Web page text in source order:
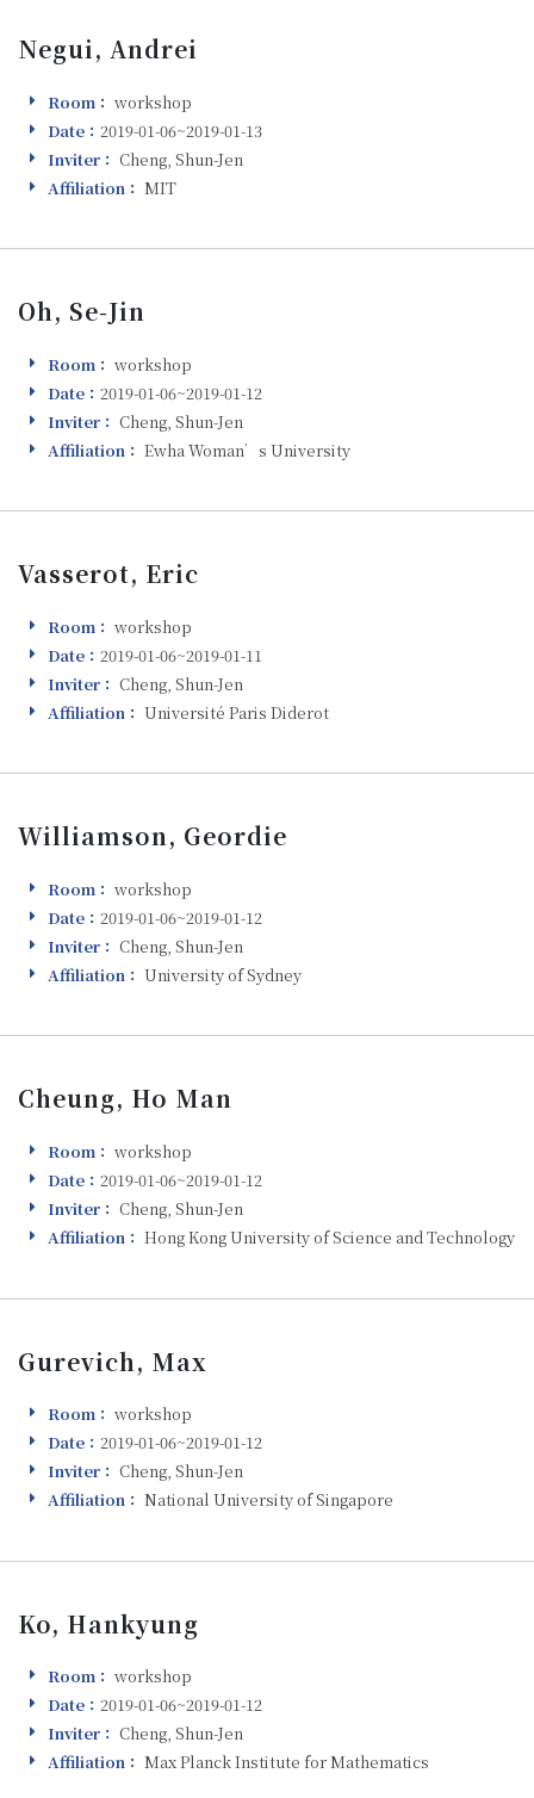
Negui, Andrei
Room
Room： workshop
Visiting
Date： 2019-01-06~2019-01-13
Inviter
Inviter： Cheng, Shun-Jen
Affiliation
Affiliation： MIT
Oh, Se-Jin
Room
Room： workshop
Visiting
Date： 2019-01-06~2019-01-12
Inviter
Inviter： Cheng, Shun-Jen
Affiliation
Affiliation： Ewha Woman’s University
Vasserot, Eric
Room
Room： workshop
Visiting
Date： 2019-01-06~2019-01-11
Inviter
Inviter： Cheng, Shun-Jen
Affiliation
Affiliation： Université Paris Diderot
Williamson, Geordie
Room
Room： workshop
Visiting
Date： 2019-01-06~2019-01-12
Inviter
Inviter： Cheng, Shun-Jen
Affiliation
Affiliation： University of Sydney
Cheung, Ho Man
Room
Room： workshop
Visiting
Date： 2019-01-06~2019-01-12
Inviter
Inviter： Cheng, Shun-Jen
Affiliation
Affiliation： Hong Kong University of Science and Technology
Gurevich, Max
Room
Room： workshop
Visiting
Date： 2019-01-06~2019-01-12
Inviter
Inviter： Cheng, Shun-Jen
Affiliation
Affiliation： National University of Singapore
Ko, Hankyung
Room
Room： workshop
Visiting
Date： 2019-01-06~2019-01-12
Inviter
Inviter： Cheng, Shun-Jen
Affiliation
Affiliation： Max Planck Institute for Mathematics